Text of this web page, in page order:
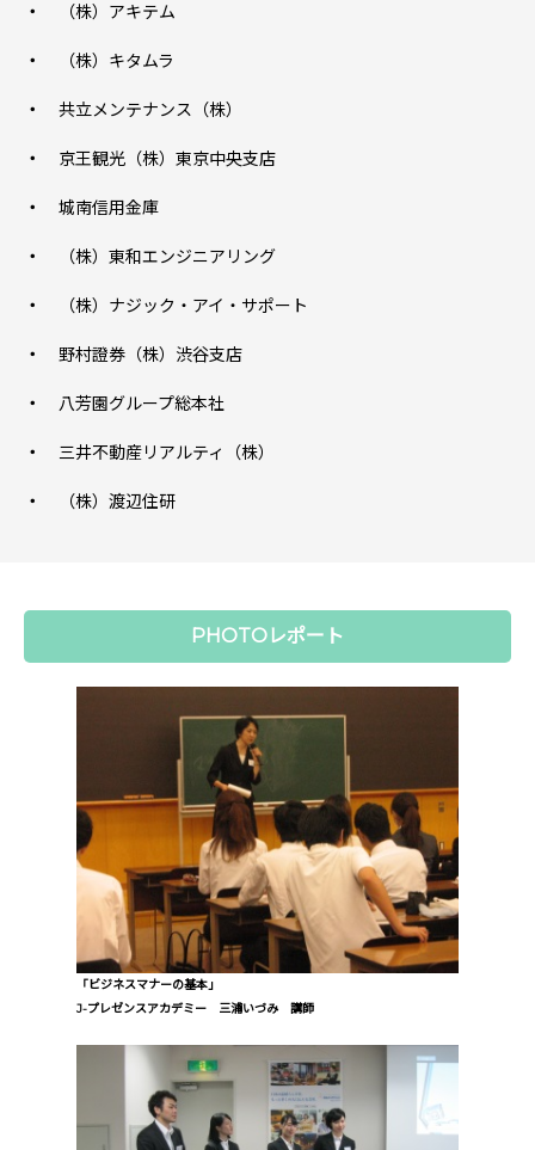
（株）アキテム
（株）キタムラ
共立メンテナンス（株）
京王観光（株）東京中央支店
城南信用金庫
（株）東和エンジニアリング
（株）ナジック・アイ・サポート
野村證券（株）渋谷支店
八芳園グループ総本社
三井不動産リアルティ（株）
（株）渡辺住研
PHOTOレポート
「ビジネスマナーの基本」
J-プレゼンスアカデミー 三浦いづみ 講師